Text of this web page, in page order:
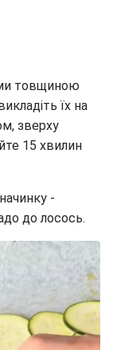
товщиною
їх на
зверху
15 хвилин
-
до лосось.